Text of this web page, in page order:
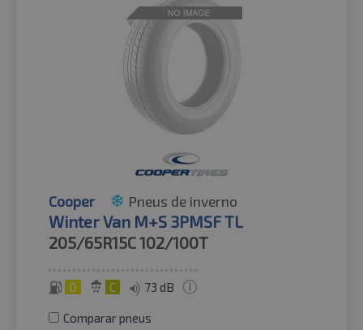
Cooper Pneus de inverno
Winter Van M+S 3PMSF TL
205/65R15C102/100T
D C 73 dB
Comparar pneus